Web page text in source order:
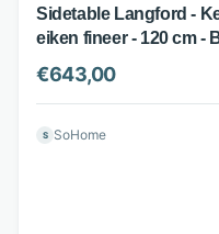
Sidetable Langford -
eiken fineer - 120 cm -
Richmond Interiors
€643,00
S SoHome